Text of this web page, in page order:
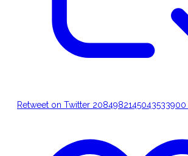
Retweet on Twitter 2084982145043533900